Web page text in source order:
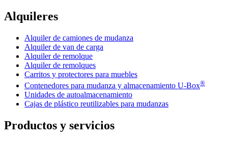
Alquileres
Alquiler de camiones de mudanza
Alquiler de van de carga
Alquiler de remolque
Alquiler de remolques
Carritos y protectores para muebles
Contenedores para mudanza y almacenamiento U-Box®
Unidades de autoalmacenamiento
Cajas de plástico reutilizables para mudanzas
Productos y servicios